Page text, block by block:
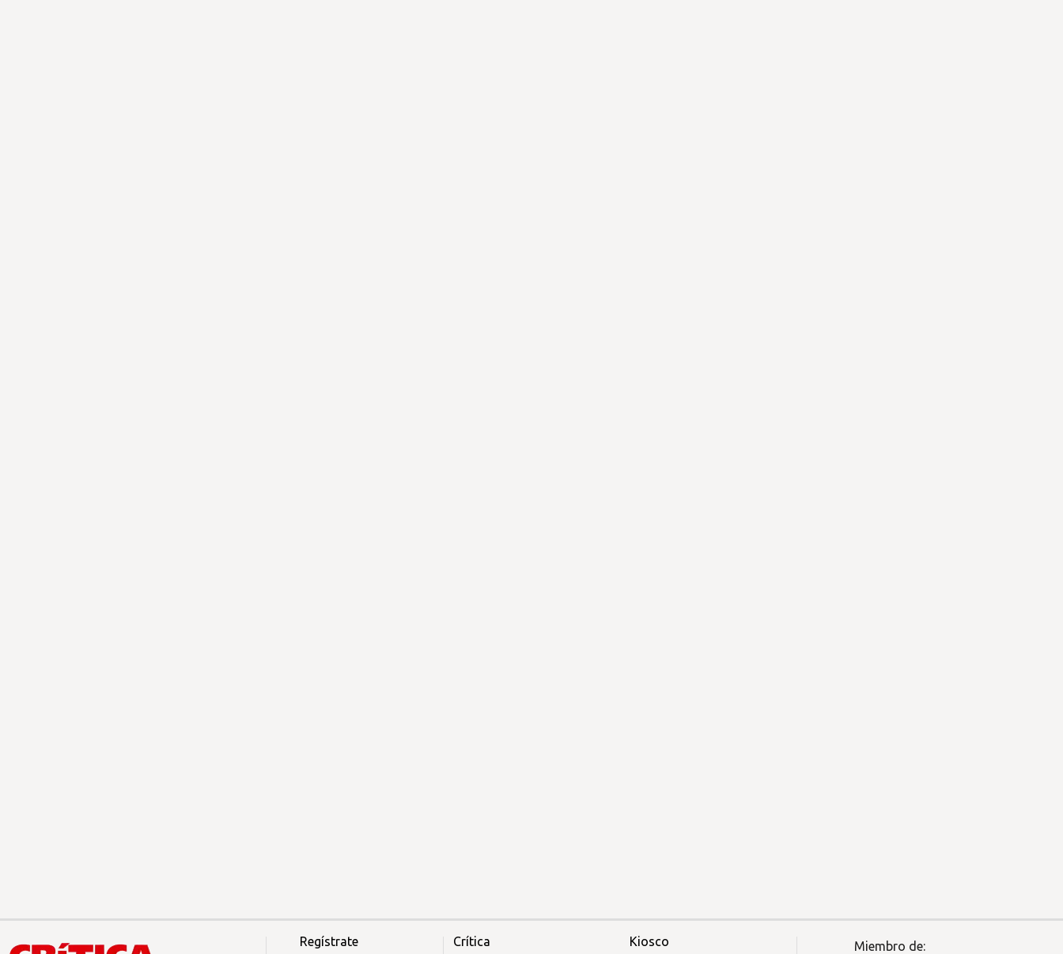
Regístrate Crítica Kiosco Miembro de: